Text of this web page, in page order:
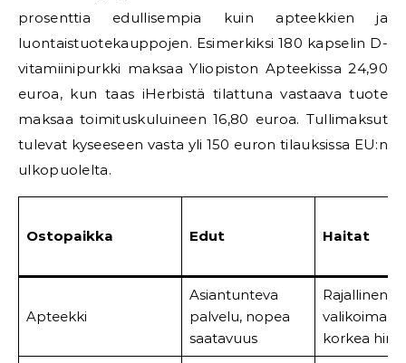
prosenttia edullisempia kuin apteekkien ja
luontaistuotekauppojen. Esimerkiksi 180 kapselin D-
vitamiinipurkki maksaa Yliopiston Apteekissa 24,90
euroa, kun taas iHerbistä tilattuna vastaava tuote
maksaa toimituskuluineen 16,80 euroa. Tullimaksut
tulevat kyseeseen vasta yli 150 euron tilauksissa EU:n
ulkopuolelta.
Ostopaikka Edut Haitat
Apteekki
Asiantunteva
palvelu, nopea
saatavuus
Rajallinen
valikoima,
korkea